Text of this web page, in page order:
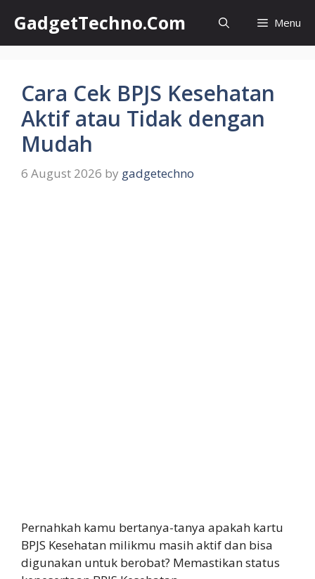
content
GadgetTechno.Com Menu
Cara Cek BPJS Kesehatan
Aktif atau Tidak dengan
Mudah
6 August 2026 by gadgetechno
Pernahkah kamu bertanya-tanya apakah kartu
BPJS Kesehatan milikmu masih aktif dan bisa
digunakan untuk berobat? Memastikan status